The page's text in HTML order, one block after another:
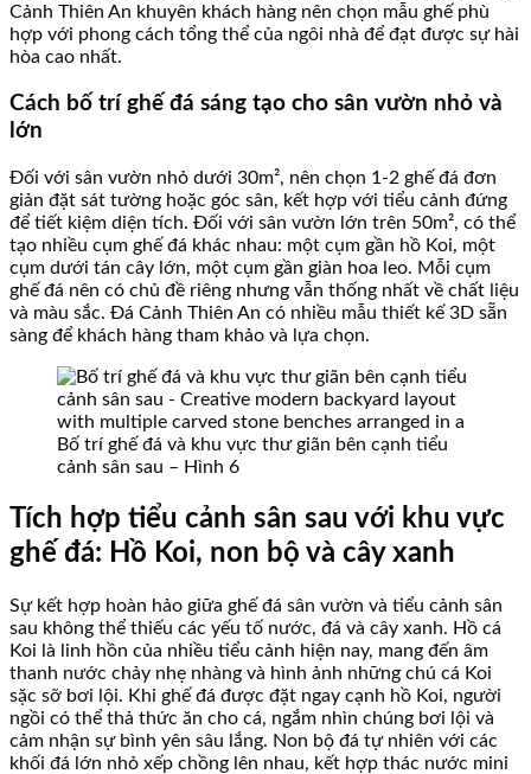
Cảnh Thiên An khuyên khách hàng nên chọn mẫu ghế phù
hợp với phong cách tổng thể của ngôi nhà để đạt được sự hài
hòa cao nhất.
Cách bố trí ghế đá sáng tạo cho sân vườn nhỏ và
lớn
Đối với sân vườn nhỏ dưới 30m², nên chọn 1-2 ghế đá đơn
giản đặt sát tường hoặc góc sân, kết hợp với tiểu cảnh đứng
để tiết kiệm diện tích. Đối với sân vườn lớn trên 50m², có thể
tạo nhiều cụm ghế đá khác nhau: một cụm gần hồ Koi, một
cụm dưới tán cây lớn, một cụm gần giàn hoa leo. Mỗi cụm
ghế đá nên có chủ đề riêng nhưng vẫn thống nhất về chất liệu
và màu sắc. Đá Cảnh Thiên An có nhiều mẫu thiết kế 3D sẵn
sàng để khách hàng tham khảo và lựa chọn.
Bố trí ghế đá và khu vực thư giãn bên cạnh tiểu
cảnh sân sau – Hình 6
Tích hợp tiểu cảnh sân sau với khu vực
ghế đá: Hồ Koi, non bộ và cây xanh
Sự kết hợp hoàn hảo giữa ghế đá sân vườn và tiểu cảnh sân
sau không thể thiếu các yếu tố nước, đá và cây xanh. Hồ cá
Koi là linh hồn của nhiều tiểu cảnh hiện nay, mang đến âm
thanh nước chảy nhẹ nhàng và hình ảnh những chú cá Koi
sặc sỡ bơi lội. Khi ghế đá được đặt ngay cạnh hồ Koi, người
ngồi có thể thả thức ăn cho cá, ngắm nhìn chúng bơi lội và
cảm nhận sự bình yên sâu lắng. Non bộ đá tự nhiên với các
khối đá lớn nhỏ xếp chồng lên nhau, kết hợp thác nước mini